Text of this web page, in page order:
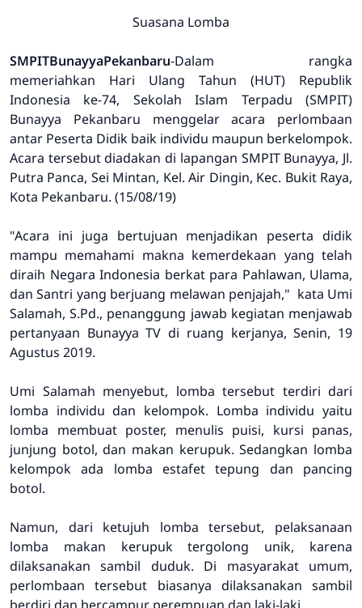
Suasana Lomba
SMPITBunayyaPekanbaru-Dalam rangka
memeriahkan Hari Ulang Tahun (HUT) Republik
Indonesia ke-74, Sekolah Islam Terpadu (SMPIT)
Bunayya Pekanbaru menggelar acara perlombaan
antar Peserta Didik baik individu maupun berkelompok.
Acara tersebut diadakan di lapangan SMPIT Bunayya, Jl.
Putra Panca, Sei Mintan, Kel. Air Dingin, Kec. Bukit Raya,
Kota Pekanbaru. (15/08/19)
"Acara ini juga bertujuan menjadikan peserta didik
mampu memahami makna kemerdekaan yang telah
diraih Negara Indonesia berkat para Pahlawan, Ulama,
dan Santri yang berjuang melawan penjajah," kata Umi
Salamah, S.Pd., penanggung jawab kegiatan menjawab
pertanyaan Bunayya TV di ruang kerjanya, Senin, 19
Agustus 2019.
Umi Salamah menyebut, lomba tersebut terdiri dari
lomba individu dan kelompok. Lomba individu yaitu
lomba membuat poster, menulis puisi, kursi panas,
junjung botol, dan makan kerupuk. Sedangkan lomba
kelompok ada lomba estafet tepung dan pancing
botol.
Namun, dari ketujuh lomba tersebut, pelaksanaan
lomba makan kerupuk tergolong unik, karena
dilaksanakan sambil duduk. Di masyarakat umum,
perlombaan tersebut biasanya dilaksanakan sambil